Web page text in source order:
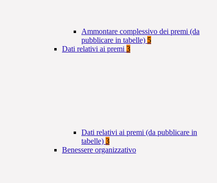
Ammontare complessivo dei premi (da
pubblicare in tabelle) 5
Dati relativi ai premi 3
Dati relativi ai premi (da pubblicare in
tabelle) 3
Benessere organizzativo